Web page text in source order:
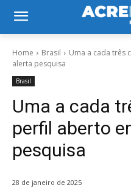
Home Brasil
Uma a cada três
alerta pesquisa
Brasil
Uma a cada
perfil aberto
pesquisa
28 de janeiro de 2025